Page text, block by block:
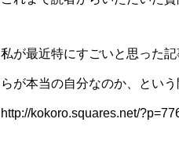
私が最近特にすごいと思った
らが本当の自分なのか、とい
http://kokoro.squares.net/